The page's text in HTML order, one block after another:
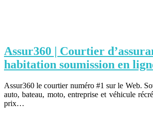
Assur360 | Courtier
habitation soumission en
Assur360 le courtier numéro #1 sur le Web.
auto, bateau, moto, entreprise et véhicule
prix…